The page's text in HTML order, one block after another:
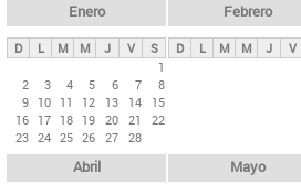
ds
p
n
Enero
D L M M J V
S
1
2
3 4 5 6 7
8
9 10 11 12 13 14
15
16 17 18 19 20 21
22
23 24 25 26 27 28
Febrero
D L M M J V
Abril Mayo